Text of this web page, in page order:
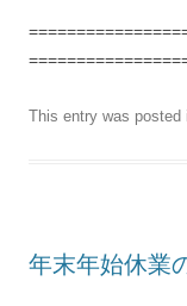
This entry was posted
年末年始休業